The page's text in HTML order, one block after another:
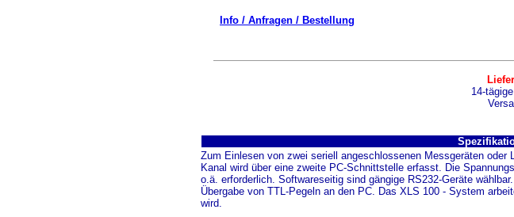
Info / Anfragen / Bestellung
14-
Zum Einlesen von zwei seriell angeschlossenen Messgeräten
Kanal wird über eine zweite PC-Schnittstelle erfasst. Die
o.ä. erforderlich. Softwareseitig sind gängige RS232-Geräte
Übergabe von TTL-Pegeln an den PC. Das XLS 100 - System
wird.